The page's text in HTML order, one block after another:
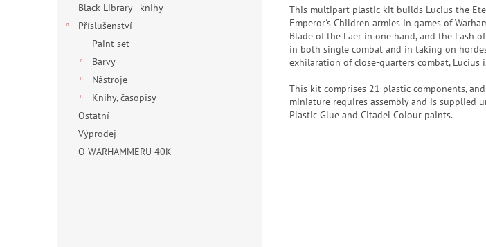
Black Library - knihy
Příslušenství
Paint set
Barvy
Nástroje
Knihy, časopisy
Ostatní
Výprodej
O WARHAMMERU 40K
This multipart plastic kit builds Lucius the
Emperor's Children armies in games of
Blade of the Laer in one hand, and the Lash
in both single combat and in taking on
exhilaration of close-quarters combat, Lucius
This kit comprises 21 plastic components,
miniature requires assembly and is supplied
Plastic Glue and Citadel Colour paints.